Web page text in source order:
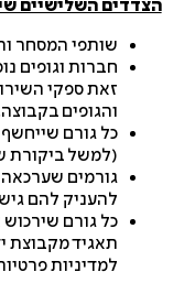
השלישיים שיתכן
שותפי המסחר והתוכן
חברות וגופים
זאת ספקי השירותים
והגופים בקבוצה.
כל גורם שייחשף
(למשל ביקורת שלך
גורמים שערכאה
להעניק להם גישה
כל גורם שירכוש את
תאגיד מקבוצת
למדיניות פרטיות זו.